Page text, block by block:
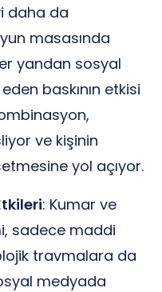
daha da
masasında
yandan sosyal
baskının etkisi
ve kişinin
yol açıyor.
: Kumar ve
sadece maddi
travmalara da
medyada